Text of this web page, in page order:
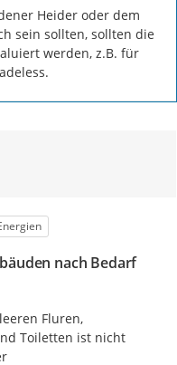
Heider oder dem
sein sollten, sollten die
werden, z.B. für
nach Bedarf
Fluren,
Toiletten ist nicht